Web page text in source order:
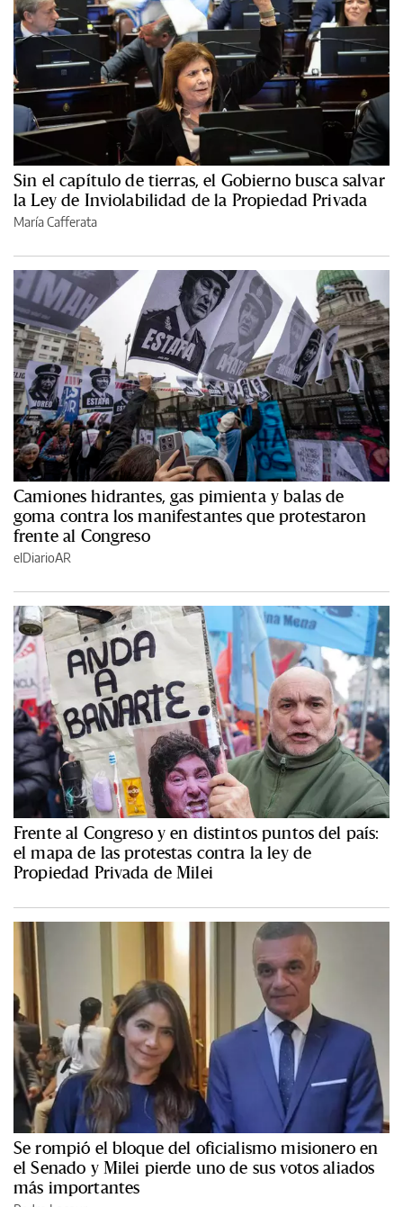
Sin el capítulo de tierras, el Gobierno busca salvar
la Ley de Inviolabilidad de la Propiedad Privada
María Cafferata
Camiones hidrantes, gas pimienta y balas de
goma contra los manifestantes que protestaron
frente al Congreso
elDiarioAR
Frente al Congreso y en distintos puntos del país:
el mapa de las protestas contra la ley de
Propiedad Privada de Milei
Se rompió el bloque del oficialismo misionero en
el Senado y Milei pierde uno de sus votos aliados
más importantes